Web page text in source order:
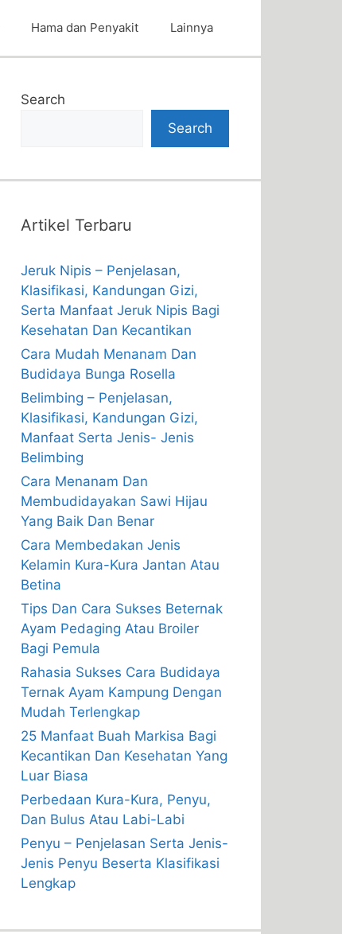
Hama dan Penyakit Lainnya
Search
Search
Artikel Terbaru
Jeruk Nipis – Penjelasan,
Klasifikasi, Kandungan Gizi,
Serta Manfaat Jeruk Nipis Bagi
Kesehatan Dan Kecantikan
Cara Mudah Menanam Dan
Budidaya Bunga Rosella
Belimbing – Penjelasan,
Klasifikasi, Kandungan Gizi,
Manfaat Serta Jenis- Jenis
Belimbing
Cara Menanam Dan
Membudidayakan Sawi Hijau
Yang Baik Dan Benar
Cara Membedakan Jenis
Kelamin Kura-Kura Jantan Atau
Betina
Tips Dan Cara Sukses Beternak
Ayam Pedaging Atau Broiler
Bagi Pemula
Rahasia Sukses Cara Budidaya
Ternak Ayam Kampung Dengan
Mudah Terlengkap
25 Manfaat Buah Markisa Bagi
Kecantikan Dan Kesehatan Yang
Luar Biasa
Perbedaan Kura-Kura, Penyu,
Dan Bulus Atau Labi-Labi
Penyu – Penjelasan Serta Jenis-
Jenis Penyu Beserta Klasifikasi
Lengkap